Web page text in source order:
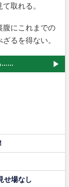
取れる。
にこれまでの
るを得ない。
……
せ場なし